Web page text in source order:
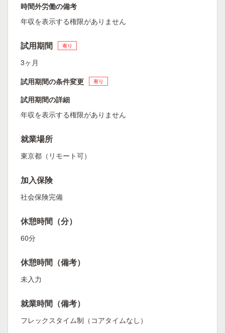
時間外労働の備考
年収を表示する権限がありません
試用期間 有り
3ヶ月
試用期間の条件変更
有り
試用期間の詳細
年収を表示する権限がありません
就業場所
東京都（リモート可）
加入保険
社会保険完備
休憩時間（分）
60分
休憩時間（備考）
未入力
就業時間（備考）
フレックスタイム制（コアタイムなし）